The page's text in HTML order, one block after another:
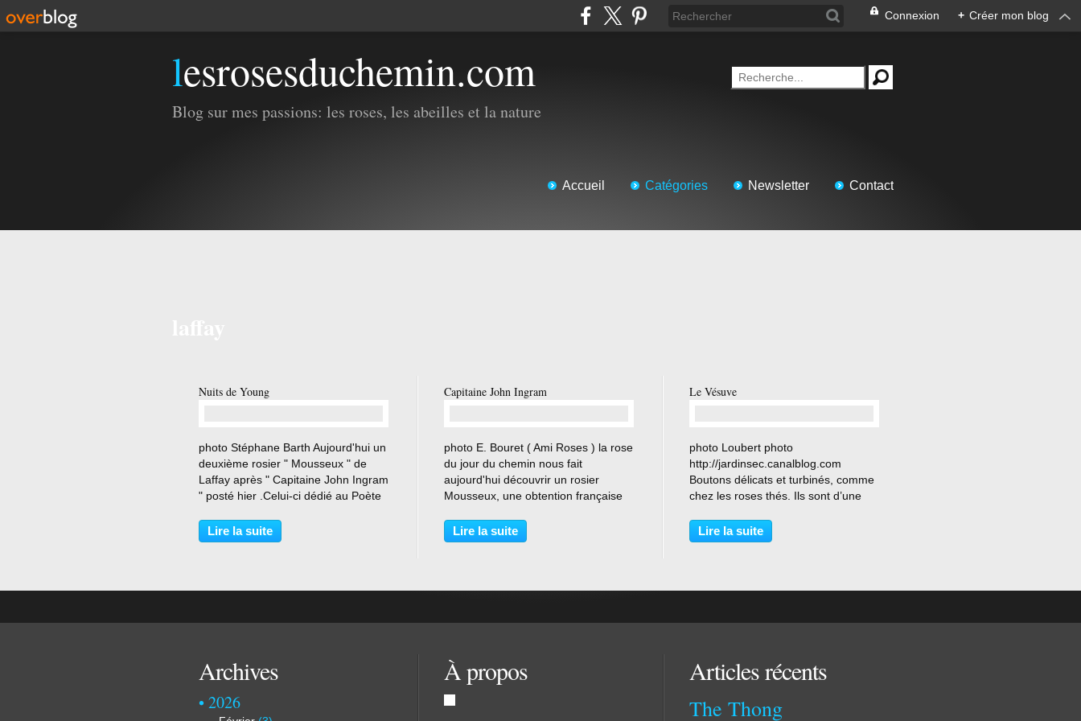
Connexion + Créer mon blog
lesrosesduchemin.com
Blog sur mes passions: les roses, les abeilles et la nature
Accueil Catégories Newsletter Contact
Nuits de Young
photo Stéphane Barth Aujourd'hui un
deuxième rosier " Mousseux " de
Laffay après " Capitaine John Ingram
" posté hier .Celui-ci dédié au Poète
Edward Young (1683–1765) Joseph
Highmore (1692–1780) All Souls
Lire la suite
Capitaine John Ingram
photo E. Bouret ( Ami Roses ) la rose
du jour du chemin nous fait
aujourd'hui découvrir un rosier
Mousseux, une obtention française
est vigoureux et résistant aux taches
noires ( assez rare chez les
Lire la suite
Le Vésuve
photo Loubert photo
http://jardinsec.canalblog.com
Boutons délicats et turbinés, comme
chez les roses thés. Ils sont d’une
s’assombrissant jusqu’à prendre des
teintes carminées. Parfum délicieux
Lire la suite
Archives
2026
À propos Articles récents
The Thong